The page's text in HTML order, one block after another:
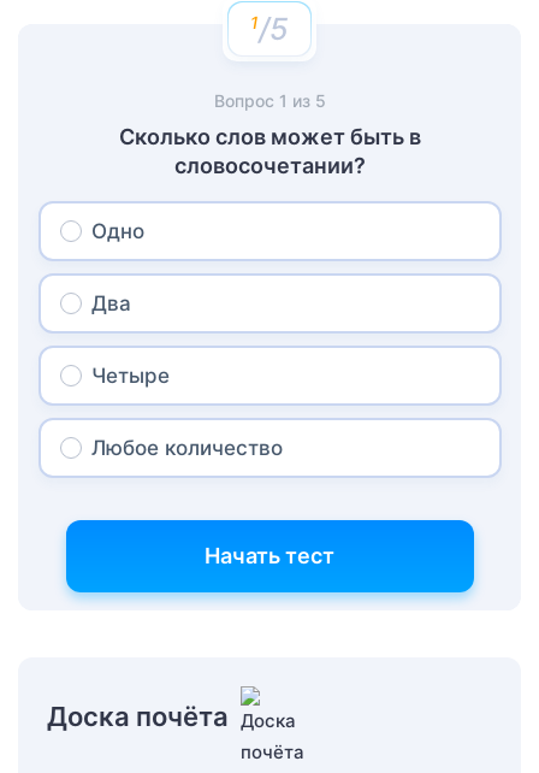
/5
Вопрос 1 из 5
Сколько слов может быть в
словосочетании?
Одно
Два
Четыре
Любое количество
Начать тест
Доска почёта